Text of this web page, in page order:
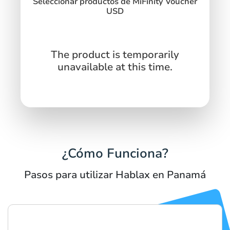
USD
The product is temporarily
unavailable at this time.
¿Cómo Funciona?
Pasos para utilizar Hablax en Panamá